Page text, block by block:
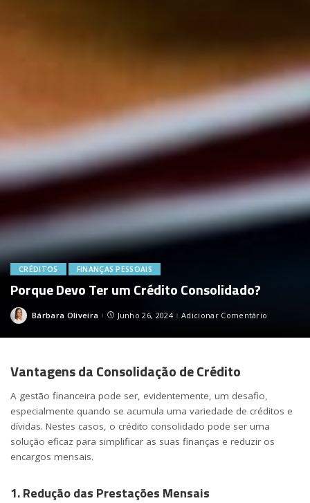
CRÉDITOS FINANÇAS PESSOAIS
Porque Devo Ter um Crédito Consolidado?
Posted
Bárbara Oliveira Junho 26, 2024 Adicionar Comentário
Vantagens da Consolidação de Crédito
A gestão financeira pode ser, evidentemente, um desafio,
especialmente quando se acumula uma variedade de créditos e
dívidas. Nestes casos, o crédito consolidado pode ser uma
solução eficaz para simplificar as suas finanças e reduzir os
encargos mensais.
1. Redução das Prestações Mensais